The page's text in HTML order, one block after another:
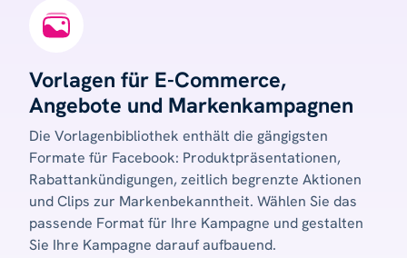
Vorlagen für E-Commerce,
Angebote und Markenkampagnen
Die Vorlagenbibliothek enthält die gängigsten
Formate für Facebook: Produktpräsentationen,
Rabattankündigungen, zeitlich begrenzte Aktionen
und Clips zur Markenbekanntheit. Wählen Sie das
passende Format für Ihre Kampagne und gestalten
Sie Ihre Kampagne darauf aufbauend.